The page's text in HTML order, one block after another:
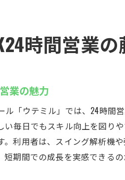
プライベートレッス
成果を実感するため
ゴルフライフを豊か
時間営業
業の魅力
「ウテミル」では、24時間
毎日でもスキル向上を図り
。利用者は、スイング解析機
期間での成長を実感できるの